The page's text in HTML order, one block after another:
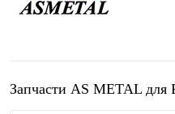
Запчасти AS METAL для